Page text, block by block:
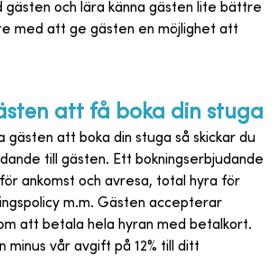
gästen och lära känna gästen lite bättre
med att ge gästen en möjlighet att
att få boka din stuga
gästen att boka din stuga så skickar du
till gästen. Ett bokningserbjudande
ankomst och avresa, total hyra för
m.m. Gästen accepterar
att betala hela hyran med betalkort.
minus vår avgift på 12% till ditt